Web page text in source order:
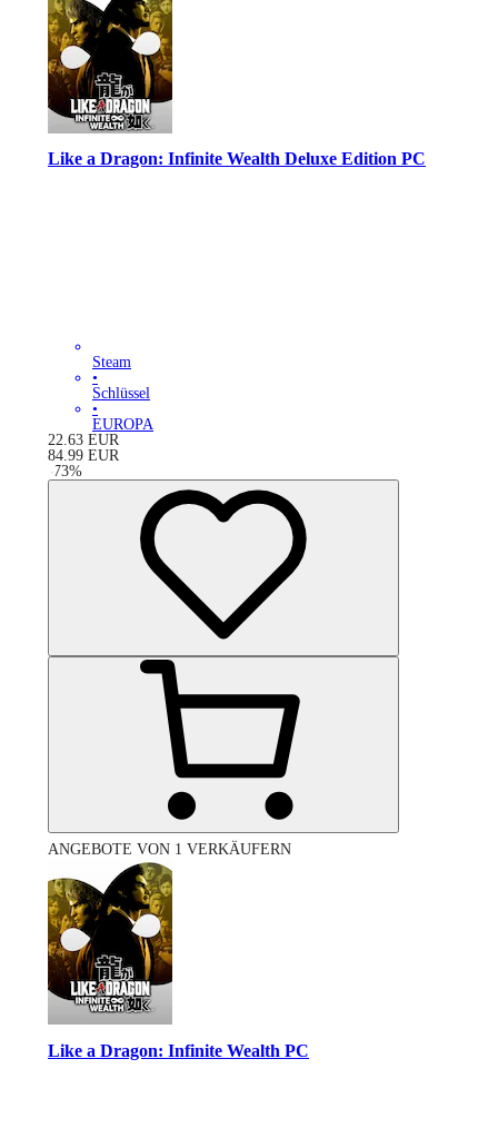
Like a Dragon: Infinite Wealth Deluxe Edition PC
Steam
•
Schlüssel
•
EUROPA
22.63 EUR
84.99 EUR
-73%
ANGEBOTE VON 1 VERKÄUFERN
Like a Dragon: Infinite Wealth PC